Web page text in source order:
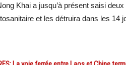
Khai a jusqu’à présent saisi
et les détruira dans les 14